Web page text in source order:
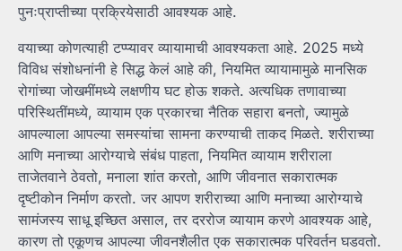
पुनःप्राप्तीच्या प्रक्रियेसाठी आवश्यक आहे.
वयाच्या कोणत्याही टप्प्यावर व्यायामाची आवश्यकता आहे. 2025 मध्ये
विविध संशोधनांनी हे सिद्ध केलं आहे की, नियमित व्यायामामुळे मानसिक
रोगांच्या जोखमींमध्ये लक्षणीय घट होऊ शकते. अत्यधिक तणावाच्या
परिस्थितींमध्ये, व्यायाम एक प्रकारचा नैतिक सहारा बनतो, ज्यामुळे
आपल्याला आपल्या समस्यांचा सामना करण्याची ताकद मिळते. शरीराच्या
आणि मनाच्या आरोग्याचे संबंध पाहता, नियमित व्यायाम शरीराला
ताजेतवाने ठेवतो, मनाला शांत करतो, आणि जीवनात सकारात्मक
दृष्टीकोन निर्माण करतो. जर आपण शरीराच्या आणि मनाच्या आरोग्याचे
सामंजस्य साधू इच्छित असाल, तर दररोज व्यायाम करणे आवश्यक आहे,
कारण तो एकूणच आपल्या जीवनशैलीत एक सकारात्मक परिवर्तन घडवतो.